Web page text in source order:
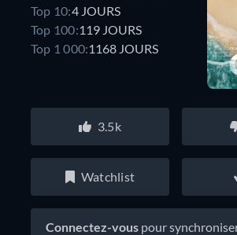
Top 10:4 JOURS
Top 100:119 JOURS
Top 1 000:1168 JOURS
3.5k
Watchlist
Connectez-vous pour